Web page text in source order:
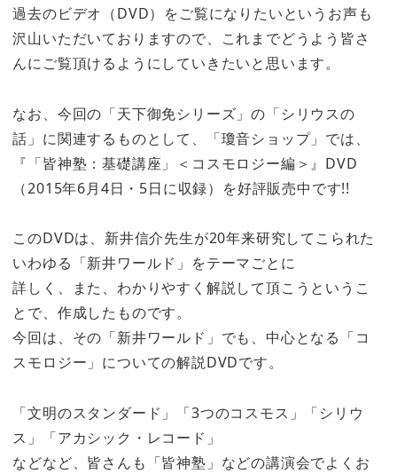
過去のビデオ（DVD）をご覧になりたいというお声も
沢山いただいておりますので、これまでどうよう皆さ
んにご覧頂けるようにしていきたいと思います。
なお、今回の「天下御免シリーズ」の「シリウスの
話」に関連するものとして、「瓊音ショップ」では、
『「皆神塾：基礎講座」＜コスモロジー編＞』DVD
（2015年6月4日・5日に収録）を好評販売中です!!
このDVDは、新井信介先生が20年来研究してこられた
いわゆる「新井ワールド」をテーマごとに
詳しく、また、わかりやすく解説して頂こうというこ
とで、作成したものです。
今回は、その「新井ワールド」でも、中心となる「コ
スモロジー」についての解説DVDです。
「文明のスタンダード」「3つのコスモス」「シリウ
ス」「アカシック・レコード」
などなど、皆さんも「皆神塾」などの講演会でよくお